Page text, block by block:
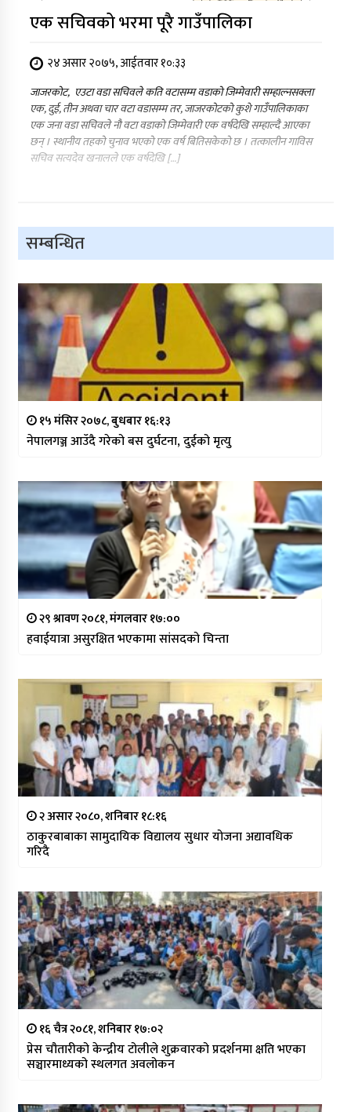
एक सचिवको भरमा पूरै गाउँपालिका
२४ असार २०७५, आईतवार १०:३३
जाजरकोट, एउटा वडा सचिवले कति वटासम्म वडाको जिम्मेवारी सम्हाल्नसक्ला
एक, दुई, तीन अथवा चार वटा वडासम्म तर, जाजरकोटको कुशे गाउँपालिकाका
एक जना वडा सचिवले नौ वटा वडाको जिम्मेवारी एक वर्षदेखि सम्हाल्दै आएका
छन् । स्थानीय तहको चुनाव भएको एक वर्ष बितिसकेको छ । तत्कालीन गाविस
सचिव सत्यदेव खनालले एक वर्षदेखि […]
सम्बन्धित
१५ मंसिर २०७८, बुधबार १६:१३
नेपालगञ्ज आउँदै गरेको बस दुर्घटना, दुईको मृत्यु
२९ श्रावण २०८१, मंगलवार १७:००
हवाईयात्रा असुरक्षित भएकामा सांसदको चिन्ता
२ असार २०८०, शनिबार १८:१६
ठाकुरबाबाका सामुदायिक विद्यालय सुधार योजना अद्यावधिक
गरिदै
१६ चैत्र २०८१, शनिबार १७:०२
प्रेस चौतारीको केन्द्रीय टोलीले शुक्रवारको प्रदर्शनमा क्षति भएका
सञ्चारमाध्यको स्थलगत अवलोकन